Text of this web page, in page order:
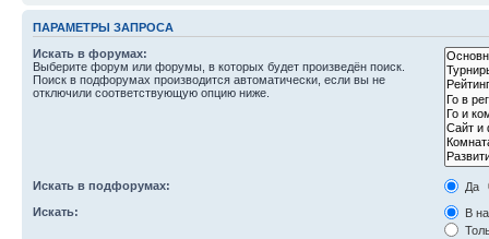
ПАРАМЕТРЫ ЗАПРОСА
Искать в форумах:
Выберите форум или форумы, в которых будет произведён поиск.
Поиск в подфорумах производится автоматически, если вы не
отключили соответствующую опцию ниже.
Искать в подфорумах:
Да
Искать:
В